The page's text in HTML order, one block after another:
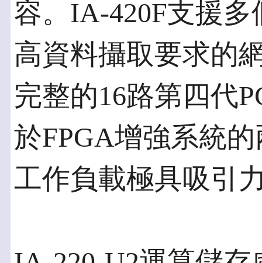
容。IA-420F支援多
高資料攝取要求的
完整的16路第四代
於FPGA增強系統
工作負載極具吸引